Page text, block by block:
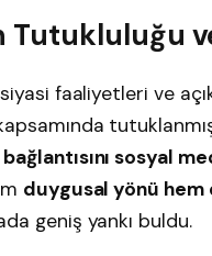
Tutukluluğu
faaliyetleri ve
sosyal
duygusal yönü
geniş yankı buldu.